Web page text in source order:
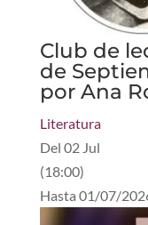
Club de
de
por Ana
Literatura
Del 02 Jul
(18:00)
Hasta 01/07/